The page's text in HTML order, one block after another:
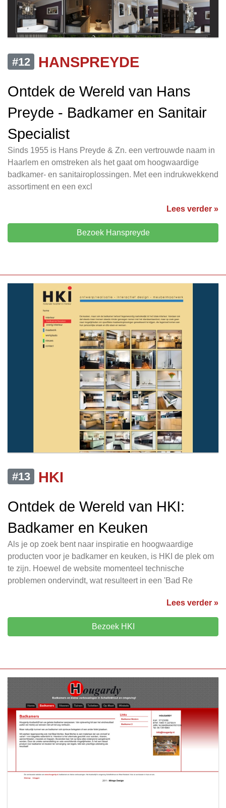
#12
HANSPREYDE
Ontdek de Wereld van Hans
Preyde - Badkamer en Sanitair
Specialist
Sinds 1955 is Hans Preyde & Zn. een vertrouwde naam in
Haarlem en omstreken als het gaat om hoogwaardige
badkamer- en sanitairoplossingen. Met een indrukwekkend
assortiment en een excl
Lees verder »
Bezoek Hanspreyde
#13
HKI
Ontdek de Wereld van HKI:
Badkamer en Keuken
Als je op zoek bent naar inspiratie en hoogwaardige
producten voor je badkamer en keuken, is HKI de plek om
te zijn. Hoewel de website momenteel technische
problemen ondervindt, wat resulteert in een 'Bad Re
Lees verder »
Bezoek HKI